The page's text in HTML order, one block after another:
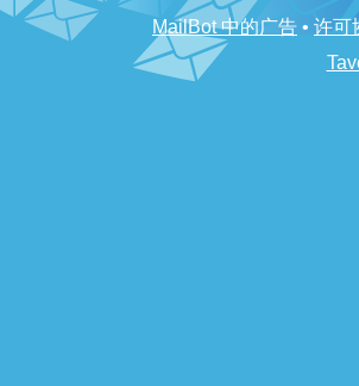
MailBot 中的广告 • 许可